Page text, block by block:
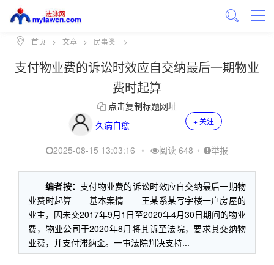
首页 > 文章 > 民事类 >
支付物业费的诉讼时效应自交纳最后一期物业
费时起算
点击复制标题网址
久病自愈
+ 关注
2025-08-15 13:03:16 • 阅读 648 • 举报
编者按： 支付物业费的诉讼时效应自交纳最后一期物
业费时起算 基本案情 王某系某写字楼一户房屋的
业主，因未交2017年9月1日至2020年4月30日期间的物业
费，物业公司于2020年8月将其诉至法院，要求其交纳物
业费，并支付滞纳金。一审法院判决支持...